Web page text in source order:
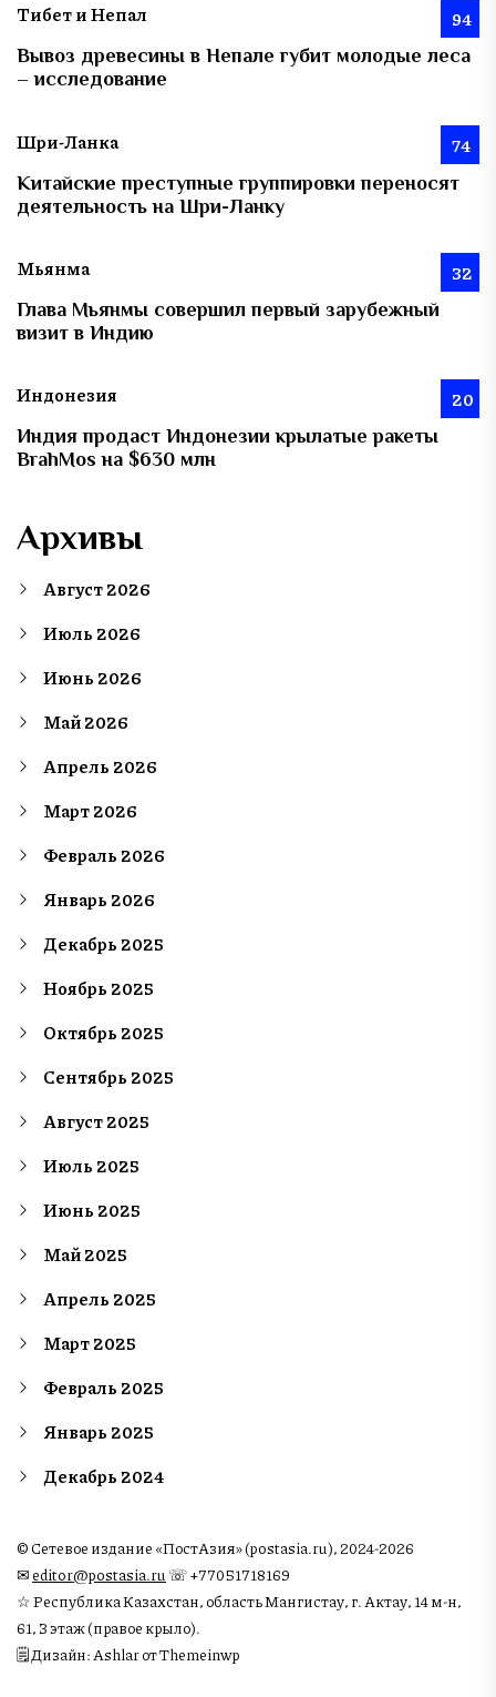
Тибет и Непал 94
Вывоз древесины в Непале губит молодые леса
– исследование
Шри-Ланка 74
Китайские преступные группировки переносят
деятельность на Шри-Ланку
Мьянма 32
Глава Мьянмы совершил первый зарубежный
визит в Индию
Индонезия 20
Индия продаст Индонезии крылатые ракеты
BrahMos на $630 млн
Архивы
Август 2026
Июль 2026
Июнь 2026
Май 2026
Апрель 2026
Март 2026
Февраль 2026
Январь 2026
Декабрь 2025
Ноябрь 2025
Октябрь 2025
Сентябрь 2025
Август 2025
Июль 2025
Июнь 2025
Май 2025
Апрель 2025
Март 2025
Февраль 2025
Январь 2025
Декабрь 2024
© Сетевое издание «ПостАзия» (postasia.ru), 2024-2026
✉︎editor@postasia.ru ☏ +77051718169
☆ Республика Казахстан, область Мангистау, г. Актау, 14 м-н,
61, 3 этаж (правое крыло).
🗒 Дизайн: Ashlar от Themeinwp